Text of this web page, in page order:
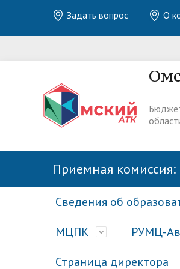
Задать вопрос О
Приемная
Сведения об
МЦПК РУМЦ-
Страница директора